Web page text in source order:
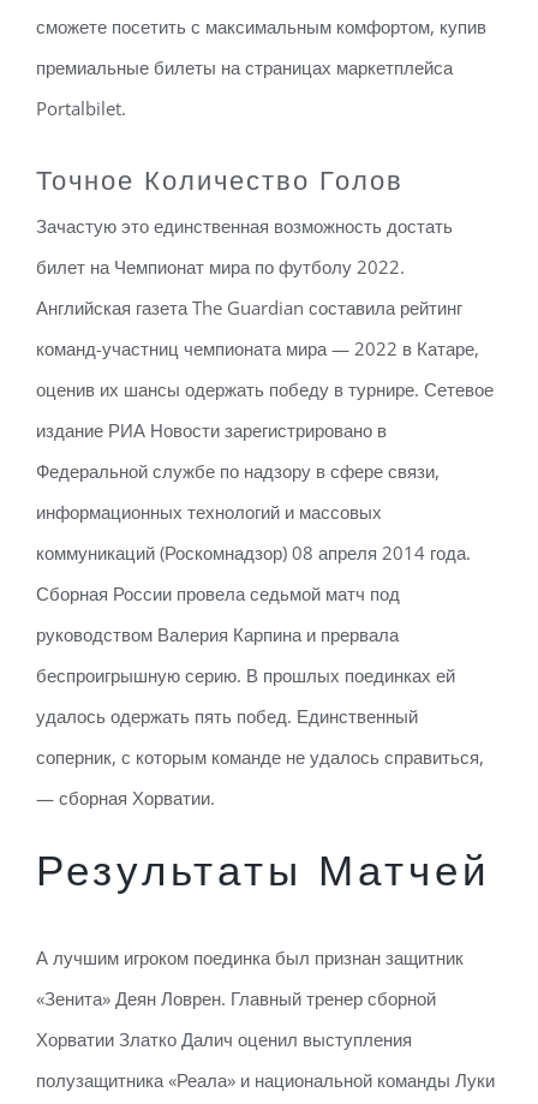
сможете посетить с максимальным комфортом, купив
премиальные билеты на страницах маркетплейса
Portalbilet.
Точное Количество Голов
Зачастую это единственная возможность достать
билет на Чемпионат мира по футболу 2022.
Английская газета The Guardian составила рейтинг
команд-участниц чемпионата мира — 2022 в Катаре,
оценив их шансы одержать победу в турнире. Сетевое
издание РИА Новости зарегистрировано в
Федеральной службе по надзору в сфере связи,
информационных технологий и массовых
коммуникаций (Роскомнадзор) 08 апреля 2014 года.
Сборная России провела седьмой матч под
руководством Валерия Карпина и прервала
беспроигрышную серию. В прошлых поединках ей
удалось одержать пять побед. Единственный
соперник, с которым команде не удалось справиться,
— сборная Хорватии.
Результаты Матчей
А лучшим игроком поединка был признан защитник
«Зенита» Деян Ловрен. Главный тренер сборной
Хорватии Златко Далич оценил выступления
полузащитника «Реала» и национальной команды Луки